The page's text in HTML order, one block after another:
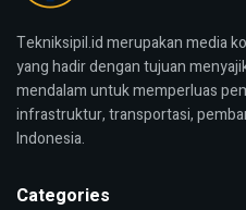
Tekniksipil.id merupakan media
yang hadir dengan tujuan
mendalam untuk memperluas
infrastruktur, transportasi,
Indonesia.
Categories